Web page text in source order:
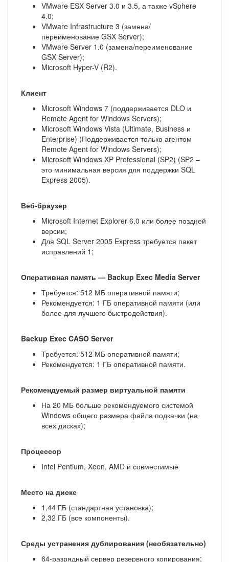
VMware ESX Server 3.0 и 3.5, а также vSphere
4.0;
VMware Infrastructure 3 (замена/
переименование GSX Server);
VMware Server 1.0 (замена/переименование
GSX Server);
Microsoft Hyper-V (R2).
Клиент
Microsoft Windows 7 (поддерживается DLO и
Remote Agent for Windows Servers);
Microsoft Windows Vista (Ultimate, Business и
Enterprise) (Поддерживается только агентом
Remote Agent for Windows Servers);
Microsoft Windows XP Professional (SP2) (SP2 –
это минимальная версия для поддержки SQL
Express 2005).
Веб-браузер
Microsoft Internet Explorer 6.0 или более поздней
версии;
Для SQL Server 2005 Express требуется пакет
исправлений 1;
Оперативная память — Backup Exec Media Server
Требуется: 512 МБ оперативной памяти;
Рекомендуется: 1 ГБ оперативной памяти (или
более для лучшего быстродействия).
Backup Exec CASO Server
Требуется: 512 МБ оперативной памяти;
Рекомендуется: 1 ГБ оперативной памяти.
Рекомендуемый размер виртуальной памяти
На 20 МБ больше рекомендуемого системой
Windows общего размера файла подкачки (на
всех дисках);
Процессор
Intel Pentium, Xeon, AMD и совместимые
Место на диске
1,44 ГБ (стандартная установка);
2,32 ГБ (все компоненты).
Среды устранения дублирования (необязательно)
64-разрядный сервер резервного копирования;